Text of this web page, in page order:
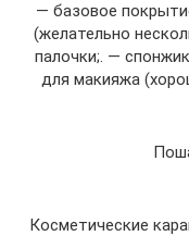
— базовое
(желательно
палочки;. —
для макияжа
Косметические